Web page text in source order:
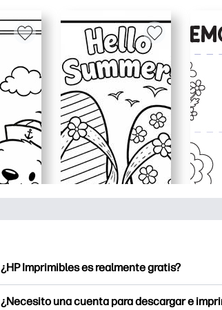
¿HP Imprimibles es realmente gratis?
¿Necesito una cuenta para descargar e